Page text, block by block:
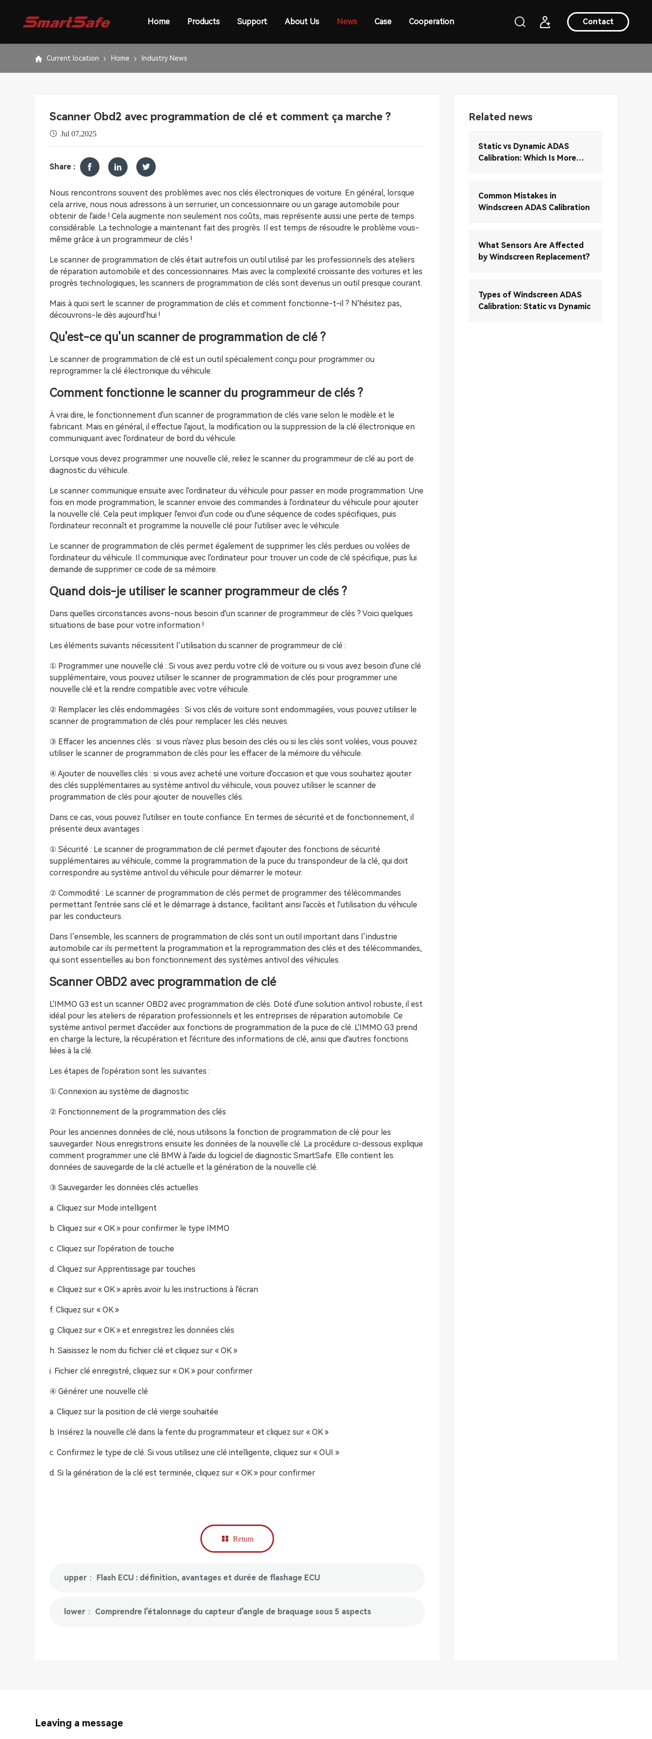
Contact
Home Products Support About Us News Case Cooperation
Current location Home Industry News
Scanner Obd2 avec programmation de clé et comment ça marche ?
Jul 07,2025
Share :
Nous rencontrons souvent des problèmes avec nos clés électroniques de voiture. En général, lorsque
cela arrive, nous nous adressons à un serrurier, un concessionnaire ou un garage automobile pour
obtenir de l'aide ! Cela augmente non seulement nos coûts, mais représente aussi une perte de temps
considérable. La technologie a maintenant fait des progrès. Il est temps de résoudre le problème vous-
même grâce à un programmeur de clés !
Le scanner de programmation de clés était autrefois un outil utilisé par les professionnels des ateliers
de réparation automobile et des concessionnaires. Mais avec la complexité croissante des voitures et les
progrès technologiques, les scanners de programmation de clés sont devenus un outil presque courant.
Mais à quoi sert le scanner de programmation de clés et comment fonctionne-t-il ? N'hésitez pas,
découvrons-le dès aujourd'hui !
Qu'est-ce qu'un scanner de programmation de clé ?
Le scanner de programmation de clé est un outil spécialement conçu pour programmer ou
reprogrammer la clé électronique du véhicule.
Comment fonctionne le scanner du programmeur de clés ?
À vrai dire, le fonctionnement d'un scanner de programmation de clés varie selon le modèle et le
fabricant. Mais en général, il effectue l'ajout, la modification ou la suppression de la clé électronique en
communiquant avec l'ordinateur de bord du véhicule.
Lorsque vous devez programmer une nouvelle clé, reliez le scanner du programmeur de clé au port de
diagnostic du véhicule.
Le scanner communique ensuite avec l'ordinateur du véhicule pour passer en mode programmation. Une
fois en mode programmation, le scanner envoie des commandes à l'ordinateur du véhicule pour ajouter
la nouvelle clé. Cela peut impliquer l'envoi d'un code ou d'une séquence de codes spécifiques, puis
l'ordinateur reconnaît et programme la nouvelle clé pour l'utiliser avec le véhicule.
Le scanner de programmation de clés permet également de supprimer les clés perdues ou volées de
l'ordinateur du véhicule. Il communique avec l'ordinateur pour trouver un code de clé spécifique, puis lui
demande de supprimer ce code de sa mémoire.
Quand dois-je utiliser le scanner programmeur de clés ?
Dans quelles circonstances avons-nous besoin d'un scanner de programmeur de clés ? Voici quelques
situations de base pour votre information !
Les éléments suivants nécessitent l’utilisation du scanner de programmeur de clé :
① Programmer une nouvelle clé : Si vous avez perdu votre clé de voiture ou si vous avez besoin d'une clé
supplémentaire, vous pouvez utiliser le scanner de programmation de clés pour programmer une
nouvelle clé et la rendre compatible avec votre véhicule.
② Remplacer les clés endommagées : Si vos clés de voiture sont endommagées, vous pouvez utiliser le
scanner de programmation de clés pour remplacer les clés neuves.
③ Effacer les anciennes clés : si vous n'avez plus besoin des clés ou si les clés sont volées, vous pouvez
utiliser le scanner de programmation de clés pour les effacer de la mémoire du véhicule.
④ Ajouter de nouvelles clés : si vous avez acheté une voiture d'occasion et que vous souhaitez ajouter
des clés supplémentaires au système antivol du véhicule, vous pouvez utiliser le scanner de
programmation de clés pour ajouter de nouvelles clés.
Dans ce cas, vous pouvez l'utiliser en toute confiance. En termes de sécurité et de fonctionnement, il
présente deux avantages :
① Sécurité : Le scanner de programmation de clé permet d'ajouter des fonctions de sécurité
supplémentaires au véhicule, comme la programmation de la puce du transpondeur de la clé, qui doit
correspondre au système antivol du véhicule pour démarrer le moteur.
② Commodité : Le scanner de programmation de clés permet de programmer des télécommandes
permettant l'entrée sans clé et le démarrage à distance, facilitant ainsi l'accès et l'utilisation du véhicule
par les conducteurs.
Dans l’ensemble, les scanners de programmation de clés sont un outil important dans l’industrie
automobile car ils permettent la programmation et la reprogrammation des clés et des télécommandes,
qui sont essentielles au bon fonctionnement des systèmes antivol des véhicules.
Scanner OBD2 avec programmation de clé
L'IMMO G3 est un scanner OBD2 avec programmation de clés. Doté d'une solution antivol robuste, il est
idéal pour les ateliers de réparation professionnels et les entreprises de réparation automobile. Ce
système antivol permet d'accéder aux fonctions de programmation de la puce de clé. L'IMMO G3 prend
en charge la lecture, la récupération et l'écriture des informations de clé, ainsi que d'autres fonctions
liées à la clé.
Les étapes de l'opération sont les suivantes :
① Connexion au système de diagnostic
② Fonctionnement de la programmation des clés
Pour les anciennes données de clé, nous utilisons la fonction de programmation de clé pour les
sauvegarder. Nous enregistrons ensuite les données de la nouvelle clé. La procédure ci-dessous explique
comment programmer une clé BMW à l'aide du logiciel de diagnostic SmartSafe. Elle contient les
données de sauvegarde de la clé actuelle et la génération de la nouvelle clé.
③ Sauvegarder les données clés actuelles
a. Cliquez sur Mode intelligent
b. Cliquez sur « OK » pour confirmer le type IMMO
c. Cliquez sur l'opération de touche
d. Cliquez sur Apprentissage par touches
e. Cliquez sur « OK » après avoir lu les instructions à l'écran
f. Cliquez sur « OK »
g. Cliquez sur « OK » et enregistrez les données clés
h. Saisissez le nom du fichier clé et cliquez sur « OK »
i. Fichier clé enregistré, cliquez sur « OK » pour confirmer
④ Générer une nouvelle clé
a. Cliquez sur la position de clé vierge souhaitée
b. Insérez la nouvelle clé dans la fente du programmateur et cliquez sur « OK »
c. Confirmez le type de clé. Si vous utilisez une clé intelligente, cliquez sur « OUI »
d. Si la génération de la clé est terminée, cliquez sur « OK » pour confirmer
Return
upper： Flash ECU : définition, avantages et durée de flashage ECU
lower： Comprendre l'étalonnage du capteur d'angle de braquage sous 5 aspects
Related news
Static vs Dynamic ADAS
Calibration: Which Is More
Common Mistakes in
Windscreen ADAS Calibration
What Sensors Are Affected
by Windscreen Replacement?
Types of Windscreen ADAS
Calibration: Static vs Dynamic
Leaving a message